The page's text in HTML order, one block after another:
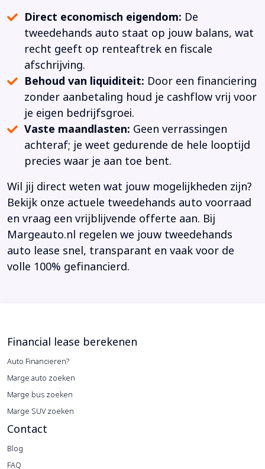
Direct economisch eigendom: De
tweedehands auto staat op jouw balans, wat
recht geeft op renteaftrek en fiscale
afschrijving.
Behoud van liquiditeit: Door een financiering
zonder aanbetaling houd je cashflow vrij voor
je eigen bedrijfsgroei.
Vaste maandlasten: Geen verrassingen
achteraf; je weet gedurende de hele looptijd
precies waar je aan toe bent.
Wil jij direct weten wat jouw mogelijkheden zijn?
Bekijk onze actuele tweedehands auto voorraad
en vraag een vrijblijvende offerte aan. Bij
Margeauto.nl regelen we jouw tweedehands
auto lease snel, transparant en vaak voor de
volle 100% gefinancierd.
Financial lease berekenen
Auto Financieren?
Marge auto zoeken
Marge bus zoeken
Marge SUV zoeken
Contact
Blog
FAQ